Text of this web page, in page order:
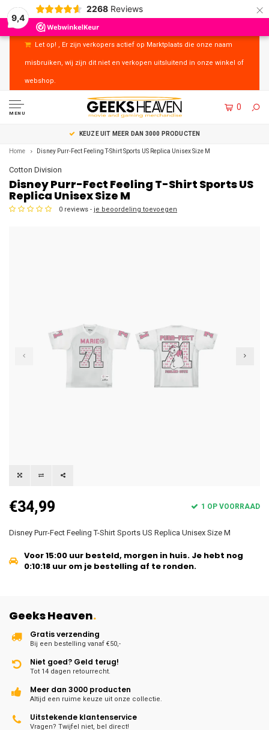
9,4
2268 Reviews ×
Let op! , Er zijn verkopers actief op Marktplaats die onze naam
misbruiken, wij zijn dit niet en verkopen uitsluitend in onze winkel of
webshop.
MENU
0
UITSTEKENDE KLANTENSERVICE
Home Disney Purr-Fect Feeling T-Shirt Sports US Replica Unisex Size M
Cotton Division
Disney Purr-Fect Feeling T-Shirt Sports US
Replica Unisex Size M
0 reviews - je beoordeling toevoegen
€34,99 1 OP VOORRAAD
Disney Purr-Fect Feeling T-Shirt Sports US Replica Unisex Size M
Voor 15:00 uur besteld, morgen in huis. Je hebt nog
0:10:18 uur om je bestelling af te ronden.
Geeks Heaven.
Gratis verzending
Bij een bestelling vanaf €50,-
Niet goed? Geld terug!
Tot 14 dagen retourrecht.
Meer dan 3000 producten
Altijd een ruime keuze uit onze collectie.
Uitstekende klantenservice
Vragen? Twijfel niet, bel direct!